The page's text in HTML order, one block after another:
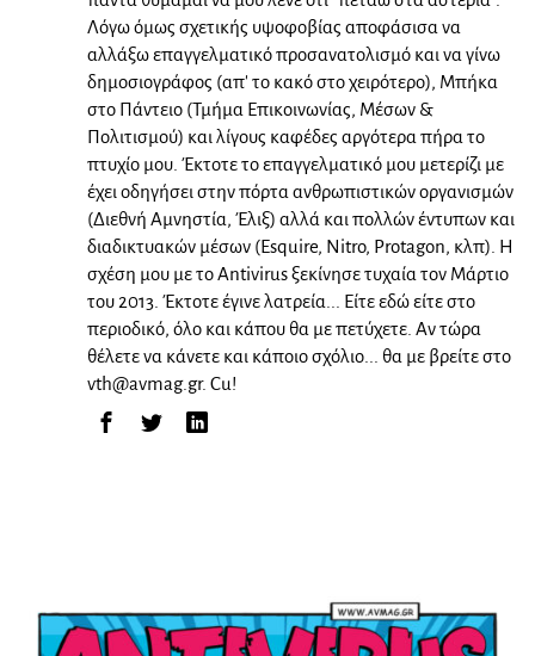
Λόγω όμως σχετικής υψοφοβίας αποφάσισα να
αλλάξω επαγγελματικό προσανατολισμό και να γίνω
δημοσιογράφος (απ' το κακό στο χειρότερο), Μπήκα
στο Πάντειο (Τμήμα Επικοινωνίας, Μέσων &
Πολιτισμού) και λίγους καφέδες αργότερα πήρα το
πτυχίο μου. Έκτοτε το επαγγελματικό μου μετερίζι με
έχει οδηγήσει στην πόρτα ανθρωπιστικών οργανισμών
(Διεθνή Αμνηστία, Έλιξ) αλλά και πολλών έντυπων και
διαδικτυακών μέσων (Esquire, Nitro, Protagon, κλπ). Η
σχέση μου με το Antivirus ξεκίνησε τυχαία τον Μάρτιο
του 2013. Έκτοτε έγινε λατρεία... Είτε εδώ είτε στο
περιοδικό, όλο και κάπου θα με πετύχετε. Αν τώρα
θέλετε να κάνετε και κάποιο σχόλιο... θα με βρείτε στο
vth@avmag.gr. Cu!